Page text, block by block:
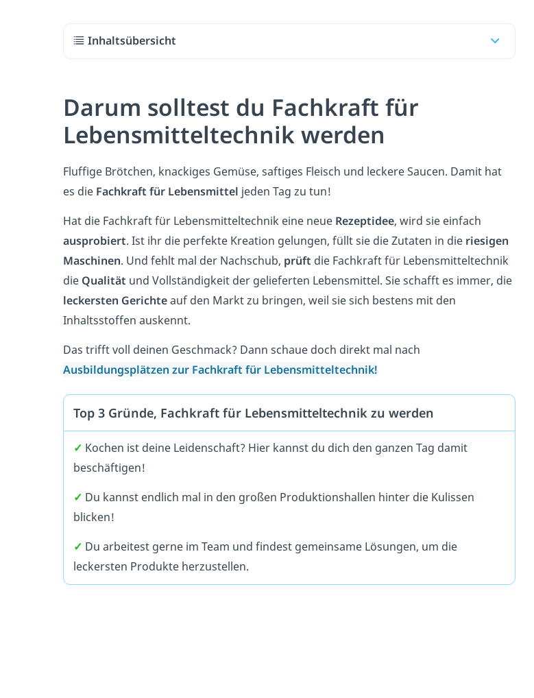
Inhaltsübersicht
Darum solltest du Fachkraft für
Lebensmitteltechnik werden
Fluffige Brötchen, knackiges Gemüse, saftiges Fleisch und leckere Saucen. Damit hat
es die Fachkraft für Lebensmittel jeden Tag zu tun!
Hat die Fachkraft für Lebensmitteltechnik eine neue Rezeptidee, wird sie einfach
ausprobiert. Ist ihr die perfekte Kreation gelungen, füllt sie die Zutaten in die riesigen
Maschinen. Und fehlt mal der Nachschub, prüft die Fachkraft für Lebensmitteltechnik
die Qualität und Vollständigkeit der gelieferten Lebensmittel. Sie schafft es immer, die
leckersten Gerichteauf den Markt zu bringen, weil sie sich bestens mit den
Inhaltsstoffen auskennt.
Das trifft voll deinen Geschmack? Dann schaue doch direkt mal nach
Ausbildungsplätzen zur Fachkraft für Lebensmitteltechnik!
Top 3 Gründe, Fachkraft für Lebensmitteltechnik zu werden
✓ Kochen ist deine Leidenschaft? Hier kannst du dich den ganzen Tag damit
beschäftigen!
✓ Du kannst endlich mal in den großen Produktionshallen hinter die Kulissen
blicken!
✓ Du arbeitest gerne im Team und findest gemeinsame Lösungen, um die
leckersten Produkte herzustellen.